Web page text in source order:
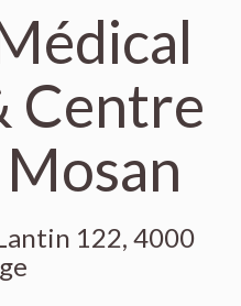
Centre
122, 4000